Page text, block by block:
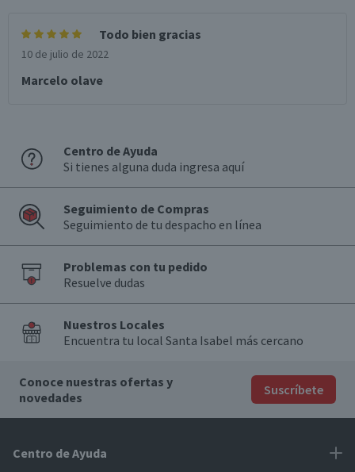
Todo bien gracias
10 de julio de 2022
Marcelo olave
Centro de Ayuda
Si tienes alguna duda ingresa aquí
Seguimiento de Compras
Seguimiento de tu despacho en línea
Problemas con tu pedido
Resuelve dudas
Nuestros Locales
Encuentra tu local Santa Isabel más cercano
Conoce nuestras ofertas y
novedades
Suscríbete
Centro de Ayuda